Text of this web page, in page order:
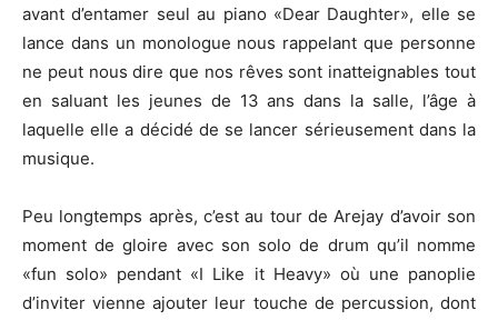
avant d’entamer seul au piano «Dear Daughter», elle se
lance dans un monologue nous rappelant que personne
ne peut nous dire que nos rêves sont inatteignables tout
en saluant les jeunes de 13 ans dans la salle, l’âge à
laquelle elle a décidé de se lancer sérieusement dans la
musique.
Peu longtemps après, c’est au tour de Arejay d’avoir son
moment de gloire avec son solo de drum qu’il nomme
«fun solo» pendant «I Like it Heavy» où une panoplie
d’inviter vienne ajouter leur touche de percussion, dont